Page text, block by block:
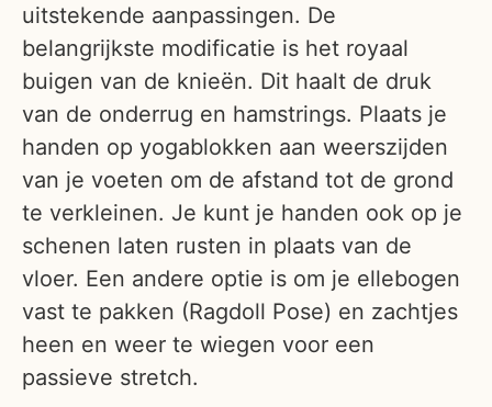
uitstekende aanpassingen. De
belangrijkste modificatie is het royaal
buigen van de knieën. Dit haalt de druk
van de onderrug en hamstrings. Plaats je
handen op yogablokken aan weerszijden
van je voeten om de afstand tot de grond
te verkleinen. Je kunt je handen ook op je
schenen laten rusten in plaats van de
vloer. Een andere optie is om je ellebogen
vast te pakken (Ragdoll Pose) en zachtjes
heen en weer te wiegen voor een
passieve stretch.